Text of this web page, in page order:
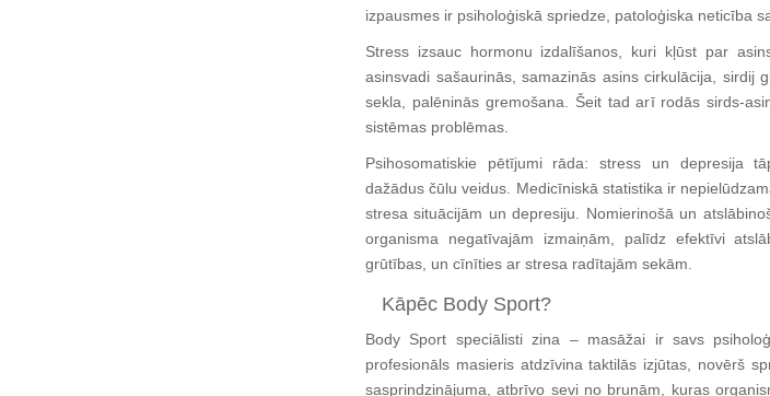
izpausmes ir psiholoģiskā spriedze, patoloģiska neticība
Stress izsauc hormonu izdalīšanos, kuri kļūst par
asinsvadi sašaurinās, samazinās asins cirkulācija, sirdij
sekla, palēninās gremošana. Šeit tad arī rodās sirds-
sistēmas problēmas.
Psihosomatiskie pētījumi rāda: stress un depresija
dažādus čūlu veidus. Medicīniskā statistika ir
stresa situācijām un depresiju. Nomierinošā un
organisma negatīvajām izmaiņām, palīdz efektīvi
grūtības, un cīnīties ar stresa radītajām sekām.
Kāpēc Body Sport?
Body Sport speciālisti zina – masāžai ir savs
profesionāls masieris atdzīvina taktilās izjūtas, novērš
sasprindzinājuma, atbrīvo sevi no bruņām, kuras